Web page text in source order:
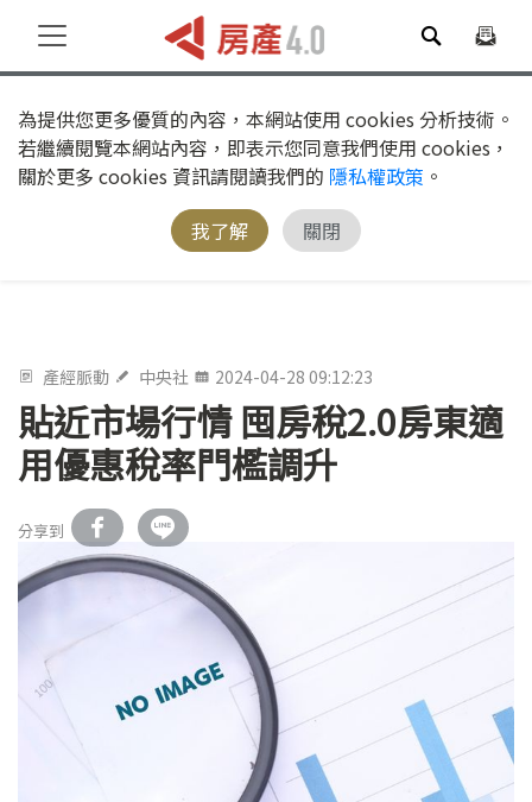
為提供您更多優質的內容，本網站使用 cookies 分析技術。
若繼續閱覽本網站內容，即表示您同意我們使用 cookies，
關於更多 cookies 資訊請閱讀我們的 隱私權政策 。
我了解
關閉
產經脈動 中央社 2024-04-28 09:12:23
貼近市場行情 囤房稅2.0房東適
用優惠稅率門檻調升
分享到